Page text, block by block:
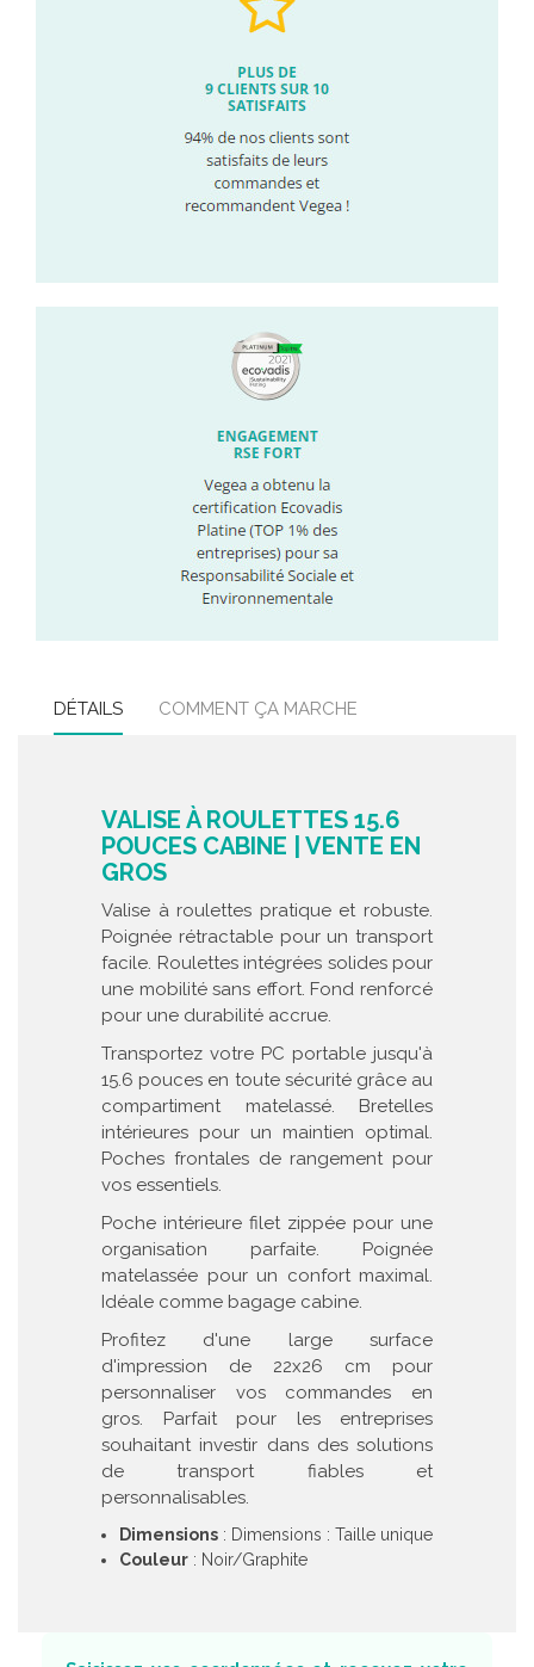
DÉTAILS COMMENT ÇA MARCHE
VALISE À ROULETTES 15.6
POUCES CABINE | VENTE EN
GROS
Valise à roulettes pratique et robuste.
Poignée rétractable pour un transport
facile. Roulettes intégrées solides pour
une mobilité sans effort. Fond renforcé
pour une durabilité accrue.
Transportez votre PC portable jusqu'à
15.6 pouces en toute sécurité grâce au
compartiment matelassé. Bretelles
intérieures pour un maintien optimal.
Poches frontales de rangement pour
vos essentiels.
Poche intérieure filet zippée pour une
organisation parfaite. Poignée
matelassée pour un confort maximal.
Idéale comme bagage cabine.
Profitez d'une large surface
d'impression de 22x26 cm pour
personnaliser vos commandes en
gros. Parfait pour les entreprises
souhaitant investir dans des solutions
de transport fiables et
personnalisables.
Dimensions : Dimensions : Taille unique
Couleur : Noir/Graphite